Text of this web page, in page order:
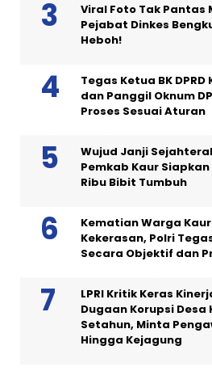
Viral Foto Tak Pantas
Pejabat Dinkes
Heboh!
Tegas Ketua BK
dan Panggil Oknum
Proses Sesuai Aturan
Wujud Janji
Pemkab Kaur
Ribu Bibit Tumbuh
Kematian Warga
Kekerasan, Polri
Secara Objektif dan
LPRI Kritik Keras
Dugaan Korupsi Desa
Setahun, Minta
Hingga Kejagung